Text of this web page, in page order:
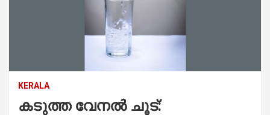
KERALA
കടുത്ത വേനൽ ചൂട്: